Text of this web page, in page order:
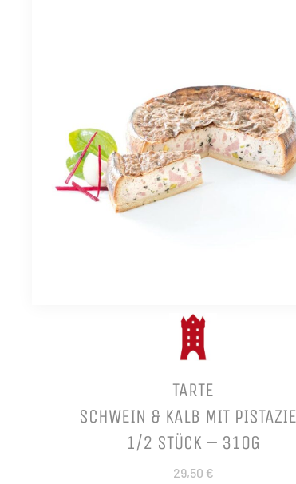
TARTE
SCHWEIN & KALB MIT
1/2 STÜCK – 310G
29,50 €